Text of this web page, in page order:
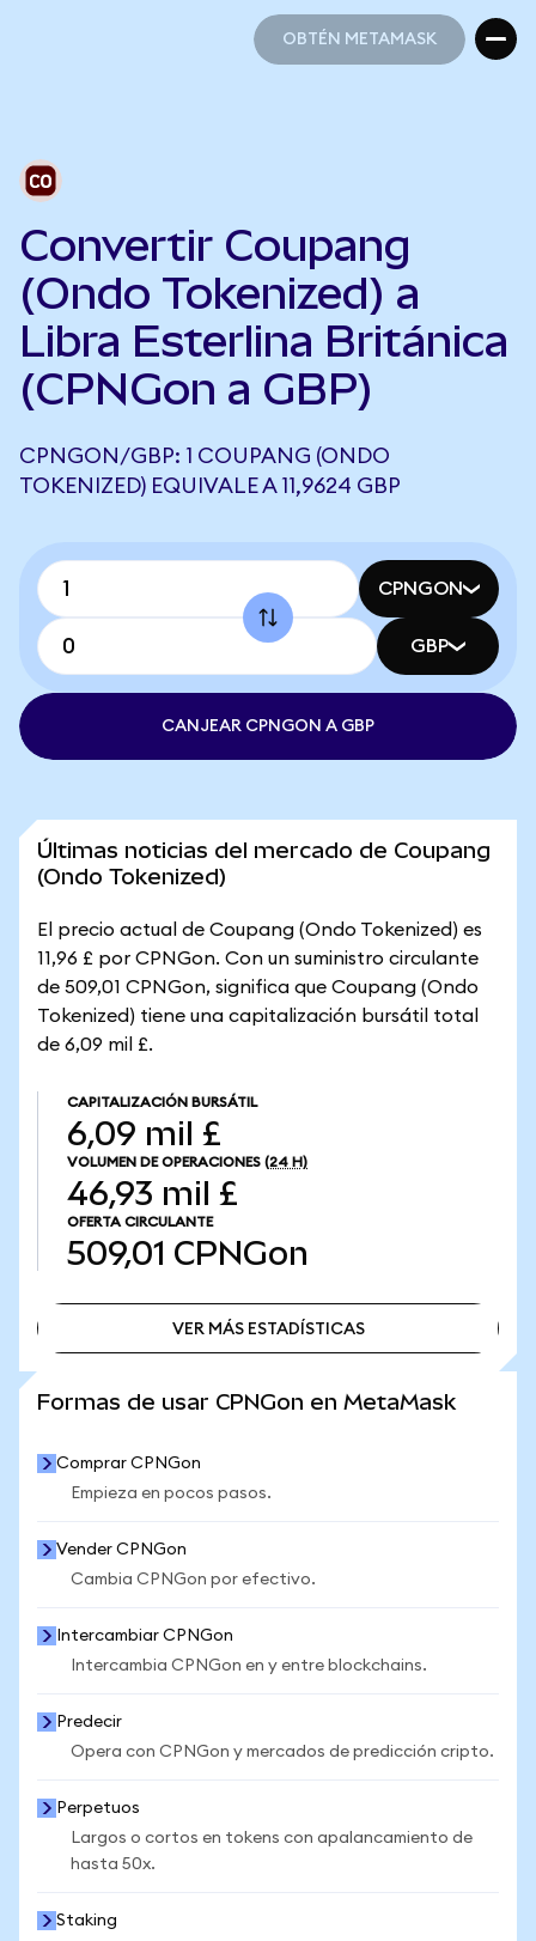
OBTÉN METAMASK
Convertir Coupang
(Ondo Tokenized) a
Libra Esterlina Británica
(CPNGon a GBP)
CPNGON/GBP: 1 COUPANG (ONDO
TOKENIZED) EQUIVALE A 11,9624 GBP
CPNGON
GBP
CANJEAR CPNGON A GBP
Últimas noticias del mercado de Coupang
(Ondo Tokenized)
El precio actual de Coupang (Ondo Tokenized) es
11,96 £ por CPNGon. Con un suministro circulante
de 509,01 CPNGon, significa que Coupang (Ondo
Tokenized) tiene una capitalización bursátil total
de 6,09 mil £.
CAPITALIZACIÓN BURSÁTIL
6,09 mil £
VOLUMEN DE OPERACIONES (24 H)
46,93 mil £
OFERTA CIRCULANTE
509,01 CPNGon
VER MÁS ESTADÍSTICAS
Formas de usar CPNGon en MetaMask
Comprar CPNGon
Empieza en pocos pasos.
Vender CPNGon
Cambia CPNGon por efectivo.
Intercambiar CPNGon
Intercambia CPNGon en y entre blockchains.
Predecir
Opera con CPNGon y mercados de predicción cripto.
Perpetuos
Largos o cortos en tokens con apalancamiento de
hasta 50x.
Staking